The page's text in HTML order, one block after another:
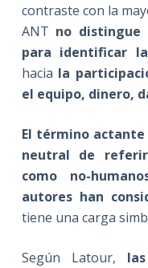
contraste con la
ANT no distingue
para identificar la
hacia la
el equipo, dinero,
El término
neutral de
como no-
autores han
tiene una carga
Según Latour,